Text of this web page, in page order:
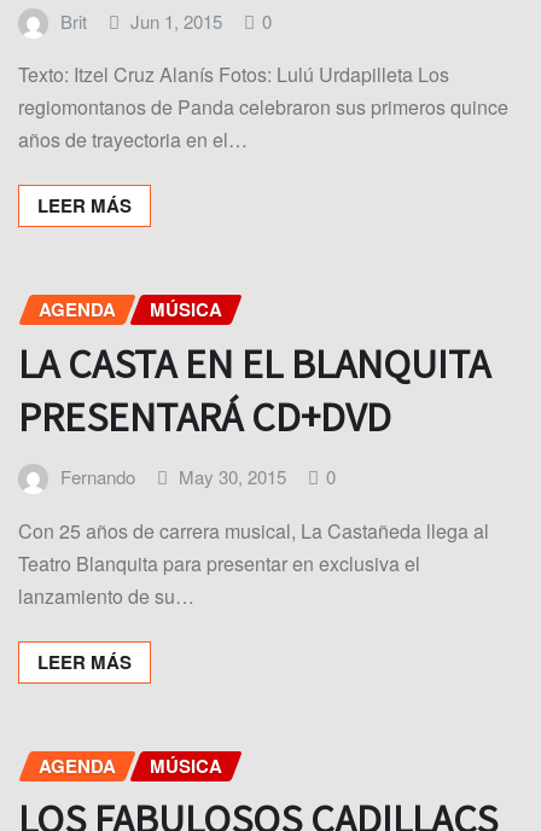
Brit Jun 1, 2015 0
Texto: Itzel Cruz Alanís Fotos: Lulú Urdapilleta Los
regiomontanos de Panda celebraron sus primeros quince
años de trayectoria en el…
LEER MÁS
AGENDA MÚSICA
LA CASTA EN EL BLANQUITA
PRESENTARÁ CD+DVD
Fernando May 30, 2015 0
Con 25 años de carrera musical, La Castañeda llega al
Teatro Blanquita para presentar en exclusiva el
lanzamiento de su…
LEER MÁS
AGENDA MÚSICA
LOS FABULOSOS CADILLACS